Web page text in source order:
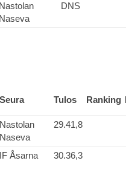
Nastolan
Naseva
DNS
Seura Tulos Ranking
Nastolan
Naseva
29.41,8
IF Åsarna 30.36,3